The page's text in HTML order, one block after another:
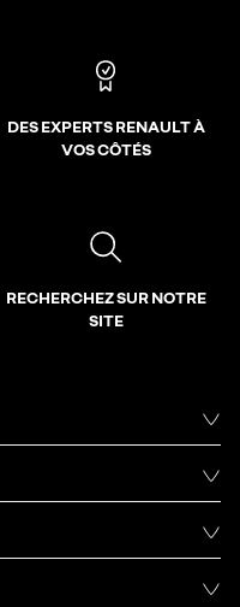
DES EXPERTS RENAULT À
VOS CÔTÉS
RECHERCHEZ SUR NOTRE
SITE